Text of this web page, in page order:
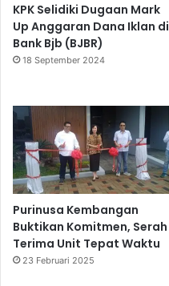
KPK Selidiki Dugaan Mark
Up Anggaran Dana Iklan di
Bank Bjb (BJBR)
18 September 2024
Purinusa Kembangan
Buktikan Komitmen, Serah
Terima Unit Tepat Waktu
23 Februari 2025